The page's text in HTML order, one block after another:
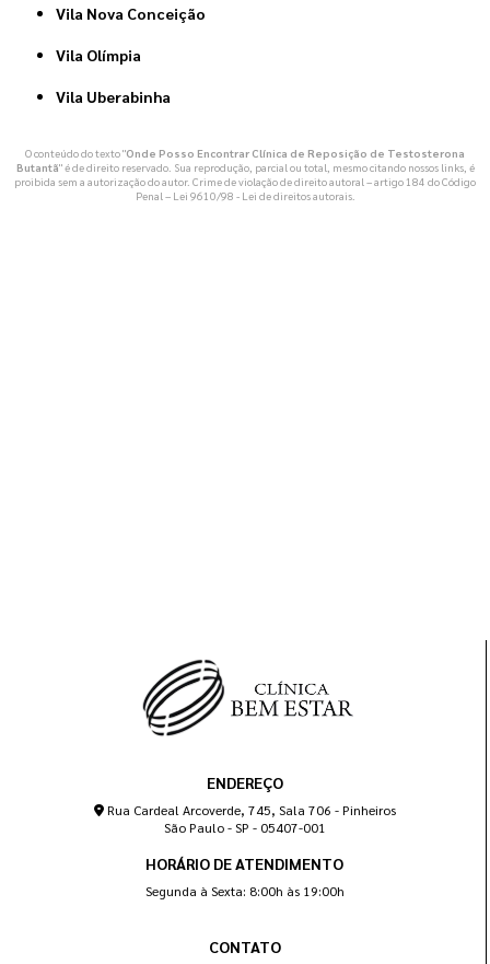
Vila Nova Conceição
Vila Olímpia
Vila Uberabinha
O conteúdo do texto "Onde Posso Encontrar Clínica de Reposição de Testosterona
Butantã" é de direito reservado. Sua reprodução, parcial ou total, mesmo citando nossos links, é
proibida sem a autorização do autor. Crime de violação de direito autoral – artigo 184 do Código
Penal – Lei 9610/98 - Lei de direitos autorais.
ENDEREÇO
Rua Cardeal Arcoverde, 745, Sala 706 - Pinheiros
São Paulo - SP - 05407-001
HORÁRIO DE ATENDIMENTO
Segunda à Sexta: 8:00h às 19:00h
CONTATO